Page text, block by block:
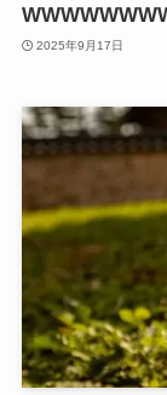
2025年9月17日